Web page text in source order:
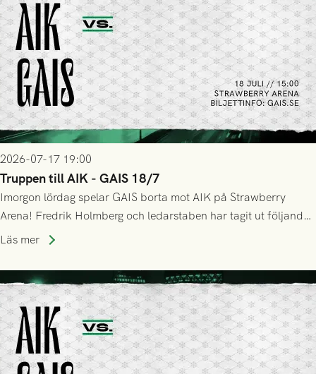
2026-07-17 19:00
Truppen till AIK - GAIS 18/7
Imorgon lördag spelar GAIS borta mot AIK på Strawberry
Arena! Fredrik Holmberg och ledarstaben har tagit ut följande
trupp till matchen:
Läs mer